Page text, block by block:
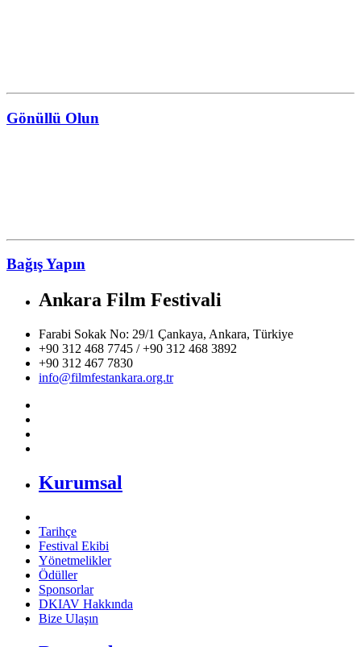
Gönüllü Olun
Bağış Yapın
Ankara Film Festivali
Farabi Sokak No: 29/1 Çankaya, Ankara, Türkiye
+90 312 468 7745 / +90 312 468 3892
+90 312 467 7830
info@filmfestankara.org.tr
Kurumsal
Tarihçe
Festival Ekibi
Yönetmelikler
Ödüller
Sponsorlar
DKIAV Hakkında
Bize Ulaşın